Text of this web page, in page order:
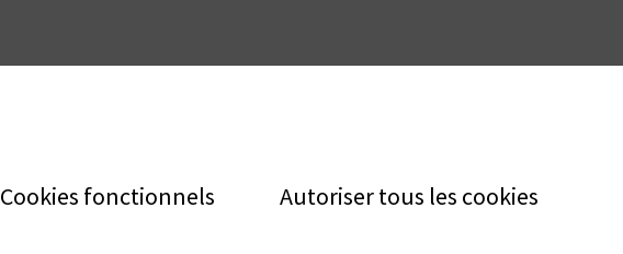
Cookies fonctionnels Autoriser tous les cookies